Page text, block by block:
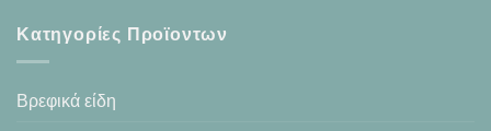
Κατηγορίες Προϊοντων
Βρεφικά είδη